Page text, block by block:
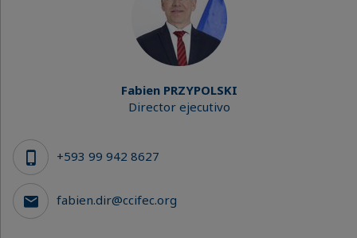
Fabien PRZYPOLSKI
Director ejecutivo
+593 99 942 8627
fabien.dir@ccifec.org